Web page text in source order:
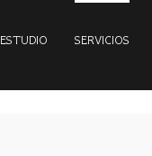
ESTUDIO SERVICIOS